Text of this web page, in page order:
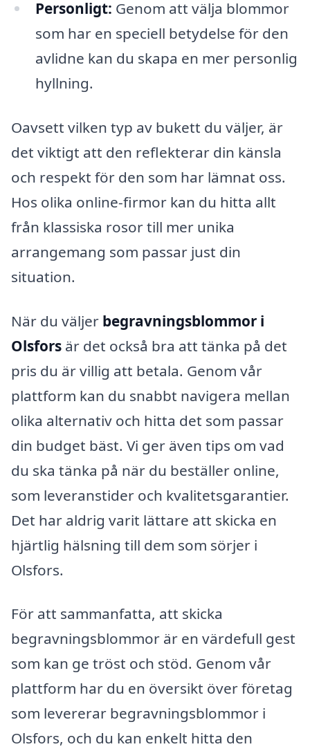
Personligt: Genom att välja blommor
som har en speciell betydelse för den
avlidne kan du skapa en mer personlig
hyllning.
Oavsett vilken typ av bukett du väljer, är
det viktigt att den reflekterar din känsla
och respekt för den som har lämnat oss.
Hos olika online-firmor kan du hitta allt
från klassiska rosor till mer unika
arrangemang som passar just din
situation.
När du väljer begravningsblommor i
Olsfors är det också bra att tänka på det
pris du är villig att betala. Genom vår
plattform kan du snabbt navigera mellan
olika alternativ och hitta det som passar
din budget bäst. Vi ger även tips om vad
du ska tänka på när du beställer online,
som leveranstider och kvalitetsgarantier.
Det har aldrig varit lättare att skicka en
hjärtlig hälsning till dem som sörjer i
Olsfors.
För att sammanfatta, att skicka
begravningsblommor är en värdefull gest
som kan ge tröst och stöd. Genom vår
plattform har du en översikt över företag
som levererar begravningsblommor i
Olsfors, och du kan enkelt hitta den